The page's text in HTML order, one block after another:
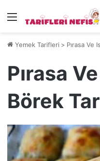
Menü
Yemek Tarifleri > Pırasa Ve
Pırasa
Börek